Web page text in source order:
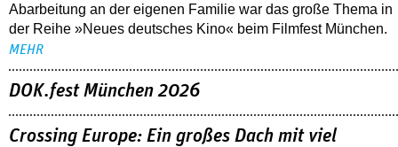
Abarbeitung an der eigenen Familie war das große Thema in
der Reihe »Neues deutsches Kino« beim Filmfest München.
MEHR
DOK.fest München 2026
Crossing Europe: Ein großes Dach mit viel